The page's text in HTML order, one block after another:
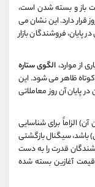
باز و بسته شدن است،
قرار دارد. این نشان می‌
فروشندگان بازار
از موارد،الگوی ستاره
کوتاه ظاهر می‌ شود. این
پایان آن روز معاملاتی
الزاماً برای شناسایی
باشد، سیگنال بازگشتی
قدرت را به دست
قیمت آغازین بسته شده